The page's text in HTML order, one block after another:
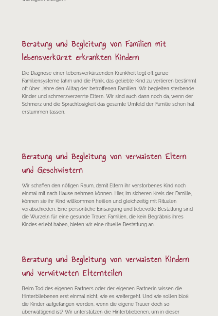
Beratung und Begleitung von Familien mit
lebensverkürzt erkrankten Kindern
Die Diagnose einer lebensverkürzenden Krankheit legt oft ganze
Familiensysteme lahm und die Panik, das geliebte Kind zu verlieren bestimmt
oft über Jahre den Alltag der betroffenen Familien. Wir begleiten sterbende
Kinder und schmerzverzerrte Eltern. Wir sind auch dann noch da, wenn der
Schmerz und die Sprachlosigkeit das gesamte Umfeld der Familie schon hat
erstummen lassen.
Beratung und Begleitung von verwaisten Eltern
und Geschwistern
Wir schaffen den nötigen Raum, damit Eltern ihr verstorbenes Kind noch
einmal mit nach Hause nehmen können. Hier, im sicheren Kreis der Familie,
können sie ihr Kind willkommen heißen und gleichzeitig mit Ritualen
verabschieden. Eine persönliche Einsargung und liebevolle Bestattung sind
die Wurzeln für eine gesunde Trauer. Familien, die kein Begräbnis ihres
Kindes erlebt haben, bieten wir eine rituelle Bestattung an.
Beratung und Begleitung von verwaisten Kindern
und verwitweten Elternteilen
Beim Tod des eigenen Partners oder der eigenen Partnerin wissen die
Hinterbliebenen erst einmal nicht, wie es weitergeht. Und wie sollen bloß
die Kinder aufgefangen werden, wenn die eigene Trauer doch so
überwältigend ist? Wir unterstützen die Hinterbliebenen, um in dieser